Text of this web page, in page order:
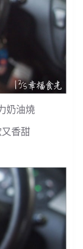
奶油燒
香甜